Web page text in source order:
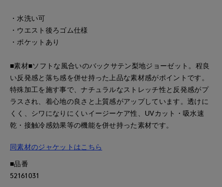
・水洗い可
・ウエスト後ろゴム仕様
・ポケットあり
■素材■ソフトな風合いのバックサテン梨地ジョーゼット。程良
い反発感と落ち感を併せ持った上品な素材感がポイントです。
特殊加工を施す事で、ナチュラルなストレッチ性と反発感がプ
ラスされ、着心地の良さと上質感がアップしています。透けに
くく、シワになりにくいイージーケア性、UVカット・吸水速
乾・接触冷感効果等の機能を併せ持った素材です。
同素材のジャケットはこちら
■品番
52161031